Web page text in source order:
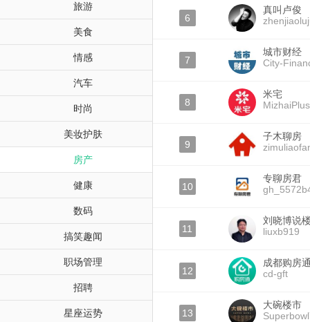
旅游
美食
情感
汽车
时尚
美妆护肤
房产
健康
数码
搞笑趣闻
职场管理
招聘
星座运势
6
真叫卢俊
7
城市财经
City-
8
米宅
MizhaiPlus
9
子木聊房
10
专聊房君
11
刘晓博说
liuxb919
12
成都购房
cd-gft
13
大碗楼市